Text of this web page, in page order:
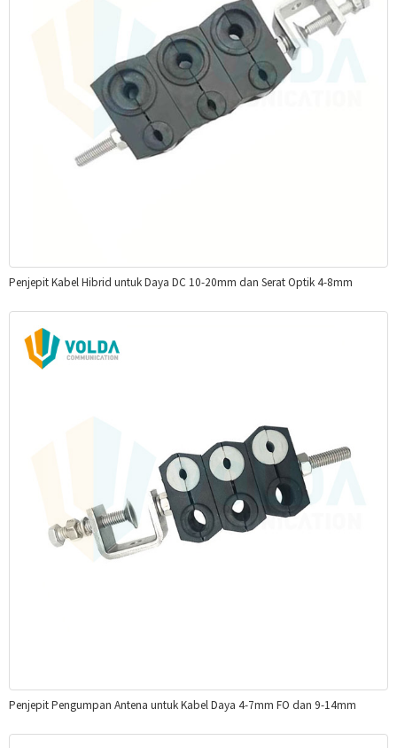
Penjepit Kabel Hibrid untuk Daya DC 10-20mm dan Serat Optik 4-8mm
Penjepit Pengumpan Antena untuk Kabel Daya 4-7mm FO dan 9-14mm